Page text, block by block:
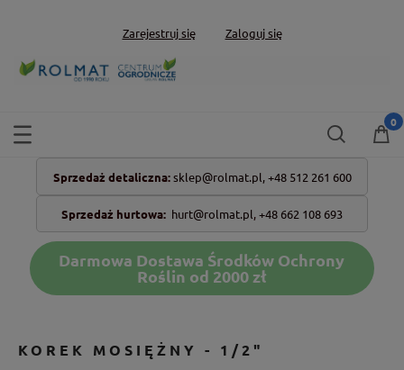
Zarejestruj się Zaloguj się
Sprzedaż detaliczna: sklep@rolmat.pl, +48 512 261 600
Sprzedaż hurtowa: hurt@rolmat.pl,+48 662 108 693
Darmowa Dostawa Środków Ochrony
Roślin od 2000 zł
KOREK MOSIĘŻNY - 1/2"